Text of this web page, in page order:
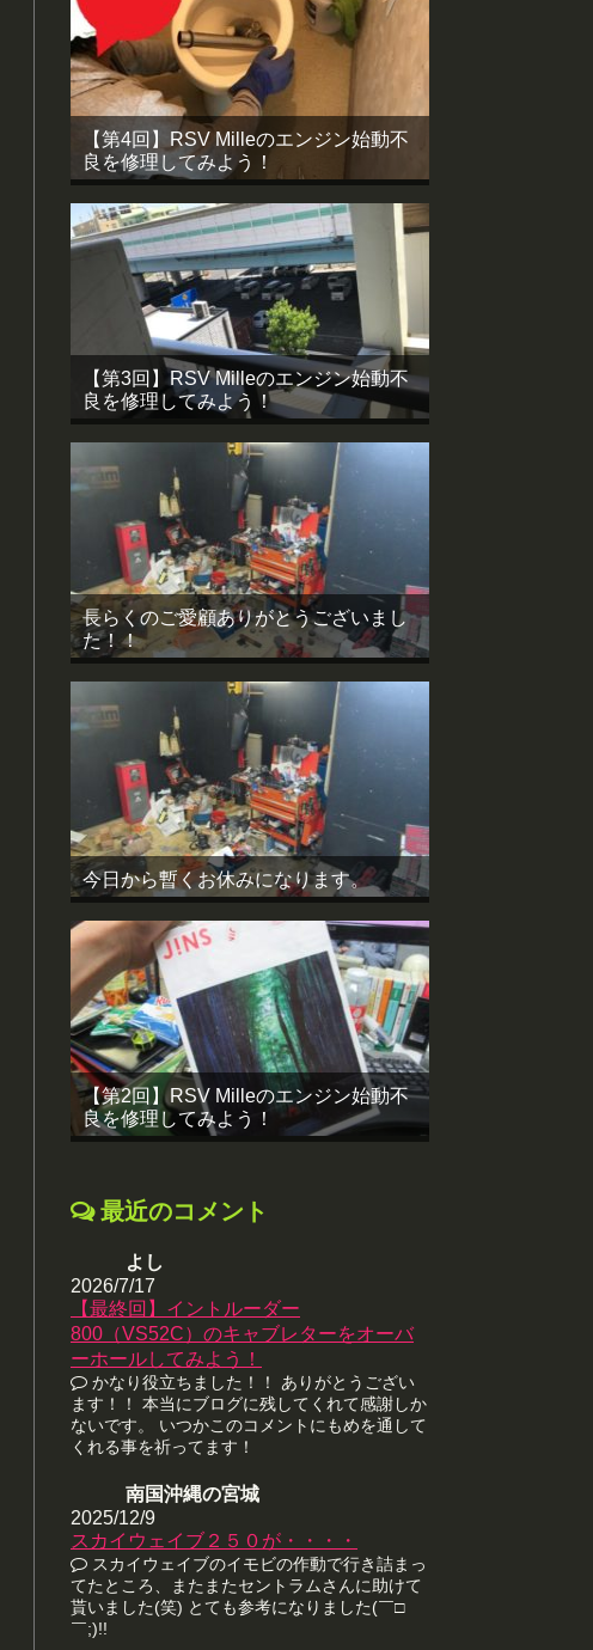
【第4回】RSV Milleのエンジン始動不
良を修理してみよう！
【第3回】RSV Milleのエンジン始動不
良を修理してみよう！
長らくのご愛顧ありがとうございまし
た！！
今日から暫くお休みになります。
【第2回】RSV Milleのエンジン始動不
良を修理してみよう！
最近のコメント
よし
2026/7/17
【最終回】イントルーダー
800（VS52C）のキャブレターをオーバ
ーホールしてみよう！
かなり役立ちました！！ ありがとうござい
ます！！ 本当にブログに残してくれて感謝しか
ないです。 いつかこのコメントにもめを通して
くれる事を祈ってます！
南国沖縄の宮城
2025/12/9
スカイウェイブ２５０が・・・・
スカイウェイブのイモビの作動で行き詰まっ
てたところ、またまたセントラムさんに助けて
貰いました(笑) とても参考になりました(￣□
￣;)!!